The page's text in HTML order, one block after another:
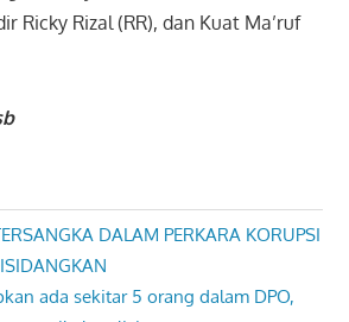
Ricky Rizal (RR), dan Kuat Ma’ruf
DALAM PERKARA KORUPSI
ada sekitar 5 orang dalam DPO,